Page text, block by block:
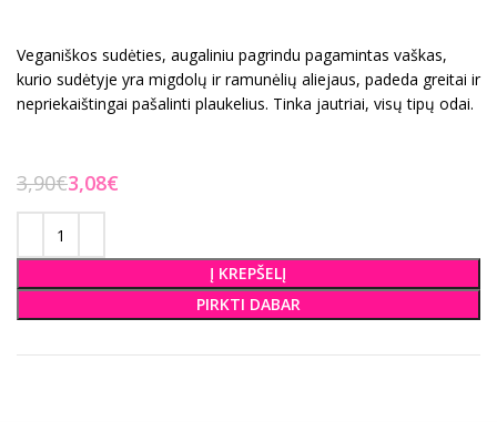
Veganiškos sudėties, augaliniu pagrindu pagamintas vaškas,
kurio sudėtyje yra migdolų ir ramunėlių aliejaus, padeda greitai ir
nepriekaištingai pašalinti plaukelius. Tinka jautriai, visų tipų odai.
3,90€3,08€
Į KREPŠELĮ
PIRKTI DABAR